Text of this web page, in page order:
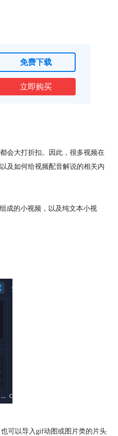
免费下载
立即购买
会大打折扣。因此，很多视频在
及如何给视频配音解说的相关内
成的小视频，以及纯文本小视
可以导入gif动图或图片类的片头